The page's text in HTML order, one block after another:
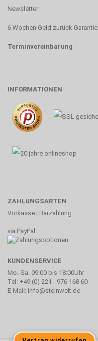
Newsletter
6 Wochen Geld zurück Garantie
Terminvereinbarung
INFORMATIONEN
ZAHLUNGSARTEN
Vorkasse | Barzahlung
via PayPal:
KUNDENSERVICE
Mo.-Sa. 09:00 bis 18:00Uhr
Tel: +49 (0) 221 - 976 168 60
E-Mail: info@steinwelt.de